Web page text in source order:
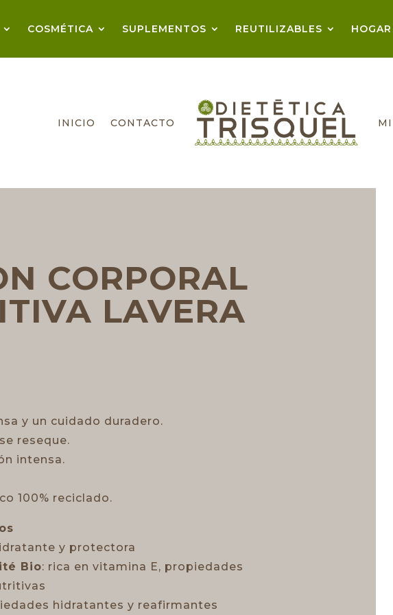
COSMÉTICA SUPLEMENTOS REUTILIZABLES HOGAR
INICIO CONTACTO
CORPORAL
LAVERA
y un cuidado duradero.
reseque.
intensa.
100% reciclado.
y protectora
Bio: rica en vitamina E, propiedades
hidratantes y reafirmantes